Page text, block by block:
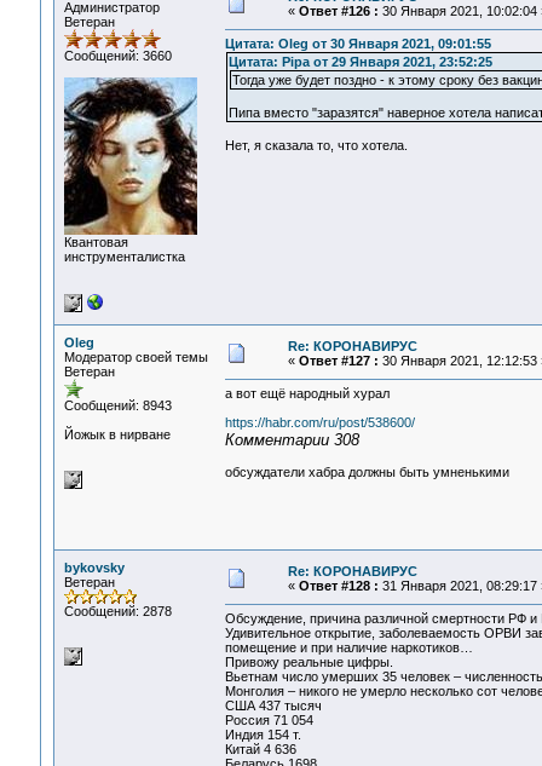
Администратор
Ветеран
Сообщений: 3660
Квантовая
инструменталистка
« Ответ #126 : 30 Января 2021, 10:02:04
Цитата: Oleg от 30 Января 2021, 09:01:55
Цитата: Pipa от 29 Января 2021, 23:52:25
Тогда уже будет поздно - к этому сроку без
Пипа вместо "заразятся" наверное хотела
Нет, я сказала то, что хотела.
Oleg
Модератор своей темы
Ветеран
Сообщений: 8943
Йожык в нирване
Re: КОРОНАВИРУС
« Ответ #127 : 30 Января 2021, 12:12:53
а вот ещё народный хурал
https://habr.com/ru/post/538600/
Комментарии 308
обсуждатели хабра должны быть умненькими
bykovsky
Ветеран
Сообщений: 2878
Re: КОРОНАВИРУС
« Ответ #128 : 31 Января 2021, 08:29:17
Обсуждение, причина различной смертности РФ и
Удивительное открытие, заболеваемость ОРВИ
помещение и при наличие наркотиков…
Привожу реальные цифры.
Вьетнам число умерших 35 человек –
Монголия – никого не умерло несколько сот
США 437 тысяч
Россия 71 054
Индия 154 т.
Китай 4 636